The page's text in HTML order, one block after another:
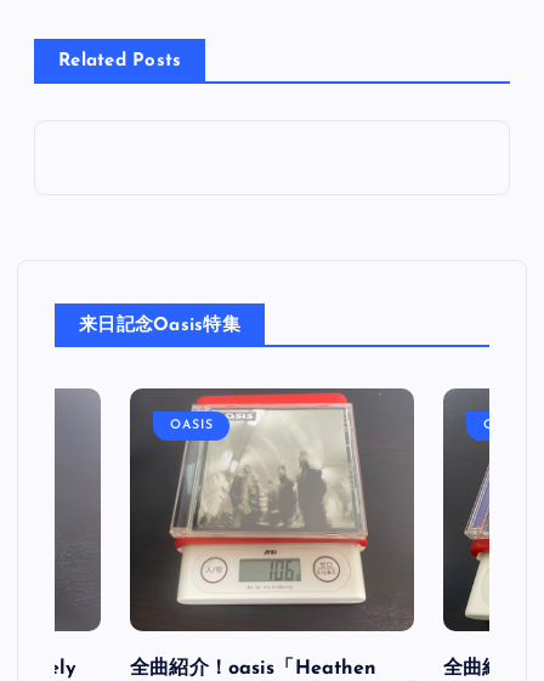
ビ
ゲRelated Posts
来日記念Oasis特集
OASIS
全曲紹介！oasis「Heathen
OASIS
全曲紹介